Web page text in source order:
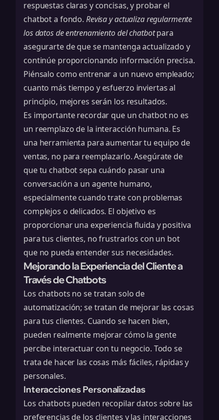
respuestas claras y concisas, y probar el
chatbot a fondo. Revisa y actualiza regularmente
los datos de entrenamiento del chatbotpara
asegurarte de que se mantenga actualizado y
continúe proporcionando información precisa.
Piénsalo como entrenar a un nuevo empleado;
cuanto más tiempo y esfuerzo inviertas al
principio, mejores serán los resultados.
Es importante recordar que un chatbot no es
un reemplazo de la interacción humana. Es
una herramienta para aumentar tu equipo de
ventas, no para reemplazarlo. Asegúrate de
que tu chatbot sepa cuándo pasar una
conversación a un agente humano,
especialmente cuando trate con problemas
complejos o delicados. El objetivo es
proporcionar una experiencia fluida y positiva
para tus clientes, no frustrarlos con un bot
que no pueda entender sus necesidades.
Mejorando la Experiencia del Cliente a
Través de Chatbots
Los chatbots no se tratan solo de
automatización; se tratan de mejorar las cosas
para tus clientes. Cuando se hacen bien,
pueden realmente mejorar cómo la gente
percibe interactuar con tu negocio. Todo se
trata de hacer las cosas más fáciles, rápidas y
personales.
Interacciones Personalizadas
Los chatbots pueden recopilar datos sobre las
preferencias de los clientes y las interacciones